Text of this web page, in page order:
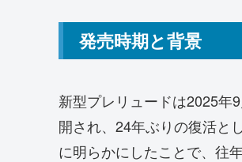
発売時期と背景
新型プレリュードは2025年
開され、24年ぶりの復活と
に明らかにしたことで、往